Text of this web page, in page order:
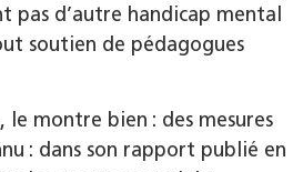
d’autre handicap mental
soutien de pédagogues
le montre bien : des mesures
: dans son rapport publié en